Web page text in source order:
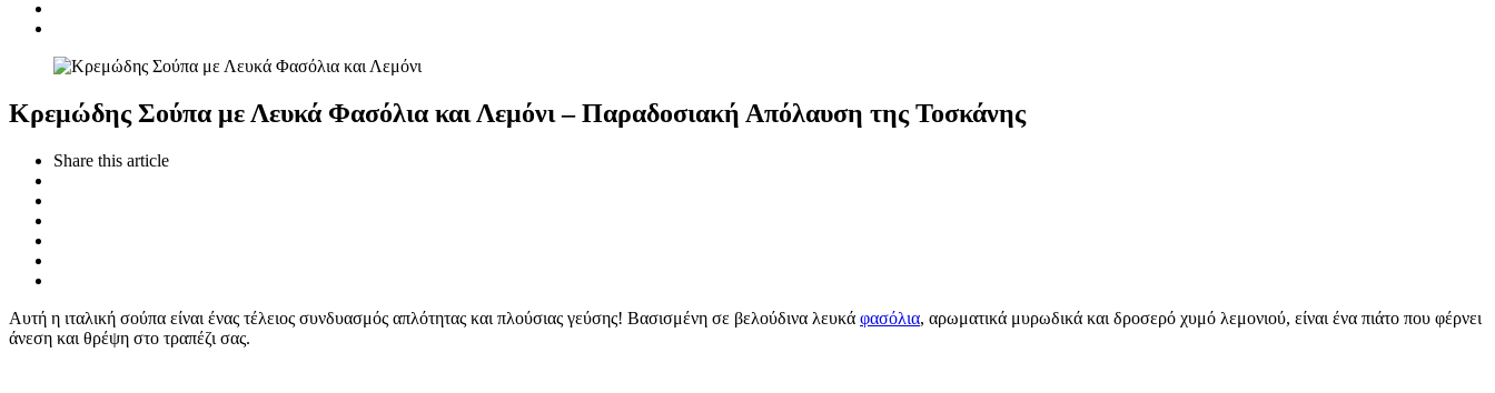
Κρεμώδης Σούπα με Λευκά Φασόλια και Λεμόνι – Παραδοσιακή Απόλαυση της Τοσκάνης
Share this article
Αυτή η ιταλική σούπα είναι ένας τέλειος συνδυασμός απλότητας και πλούσιας γεύσης! Βασισμένη σε βελούδινα λευκά φασόλια, αρωματικά μυρωδικά και δροσερό χυμό λεμονιού, είναι ένα πιάτο που φέρνει
άνεση και θρέψη στο τραπέζι σας.